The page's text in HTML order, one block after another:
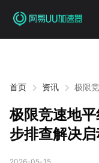
首页 资讯
极限
极限竞速地
步排查解决启